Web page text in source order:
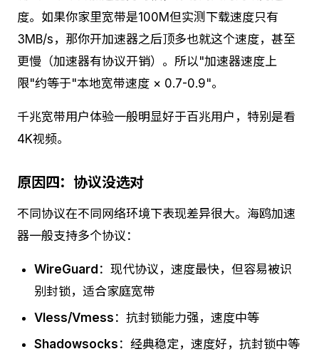
度。如果你家里宽带是100M但实测下载速度只有
3MB/s，那你开加速器之后顶多也就这个速度，甚至
更慢（加速器有协议开销）。所以"加速器速度上
限"约等于"本地宽带速度 × 0.7-0.9"。
千兆宽带用户体验一般明显好于百兆用户，特别是看
4K视频。
原因四：协议没选对
不同协议在不同网络环境下表现差异很大。海鸥加速
器一般支持多个协议：
WireGuard ：现代协议，速度最快，但容易被识
别封锁，适合家庭宽带
Vless/Vmess ：抗封锁能力强，速度中等
Shadowsocks ：经典稳定，速度好，抗封锁中等